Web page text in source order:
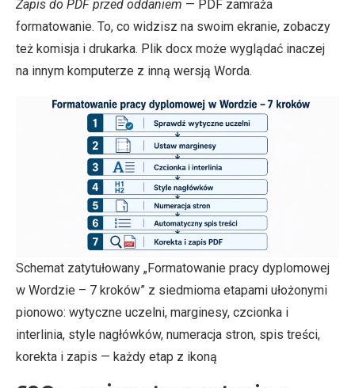
Zapis do PDF przed oddaniem — PDF zamraża
formatowanie. To, co widzisz na swoim ekranie, zobaczy
też komisja i drukarka. Plik docx może wyglądać inaczej
na innym komputerze z inną wersją Worda.
Schemat zatytułowany „Formatowanie pracy dyplomowej
w Wordzie – 7 kroków” z siedmioma etapami ułożonymi
pionowo: wytyczne uczelni, marginesy, czcionka i
interlinia, style nagłówków, numeracja stron, spis treści,
korekta i zapis — każdy etap z ikoną